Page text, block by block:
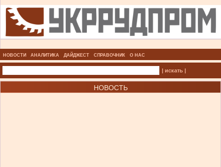
НОВОСТИ АНАЛИТИКА ДАЙДЖЕСТ СПРАВОЧНИК О НАС
| искать |
НОВОСТЬ